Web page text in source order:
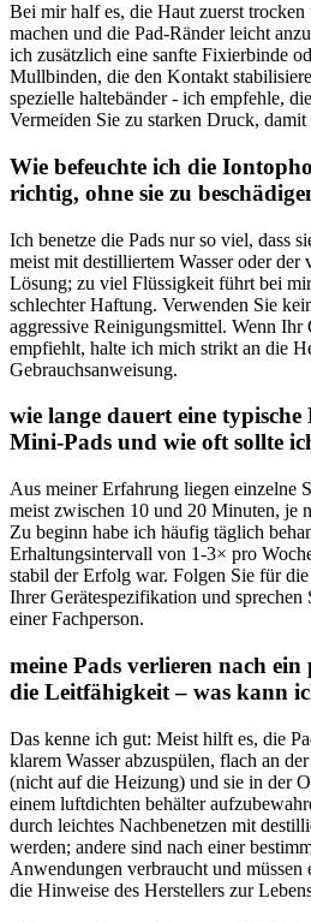
Bei ⁤mir⁣ half ⁢es, die​ Haut​ zuerst
machen ⁢und die Pad‑Ränder leicht
ich zusätzlich ​eine sanfte Fixierbinde
Mullbinden, die den Kontakt
spezielle haltebänder ⁣- ich empfehle,
Vermeiden ‍Sie zu starken ‍Druck,
Wie befeuchte ich die⁤
⁢richtig,⁢ ohne⁢ sie⁤ zu
Ich benetze‍ die Pads nur so⁢ viel, dass
meist ⁢mit destilliertem Wasser oder der⁢
Lösung; ⁤zu viel Flüssigkeit führt bei
schlechter Haftung. Verwenden Sie
aggressive Reinigungsmittel. Wenn Ihr
empfiehlt, halte ich mich strikt an ⁤die
Gebrauchsanweisung.
wie lange dauert⁢ eine‌
Mini‑Pads und wie ⁢oft sollte
Aus meiner ⁢Erfahrung ⁣liegen einzelne
meist zwischen 10⁢ und 20 Minuten, ‍je‍
Zu beginn habe ich häufig täglich
Erhaltungsintervall von​ 1-3× pro
stabil der Erfolg war. Folgen Sie ‌für‌
Ihrer Gerätespezifikation und⁣
⁤einer Fachperson.
meine Pads verlieren nach
‍die Leitfähigkeit – ⁢was kann
Das kenne ich gut: ‍Meist ⁤hilft es, die
klarem ⁣Wasser abzuspülen, flach ⁣an
(nicht auf die Heizung)⁢ und sie in der
einem ⁢luftdichten‍ behälter
⁢durch leichtes Nachbenetzen ​mit
werden; andere ⁤sind nach einer
Anwendungen verbraucht und müssen​
die⁢ Hinweise ⁢des‌ Herstellers zur⁤